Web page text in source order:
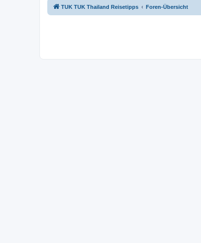
TUK TUK Thailand Reisetipps Foren-Übersicht